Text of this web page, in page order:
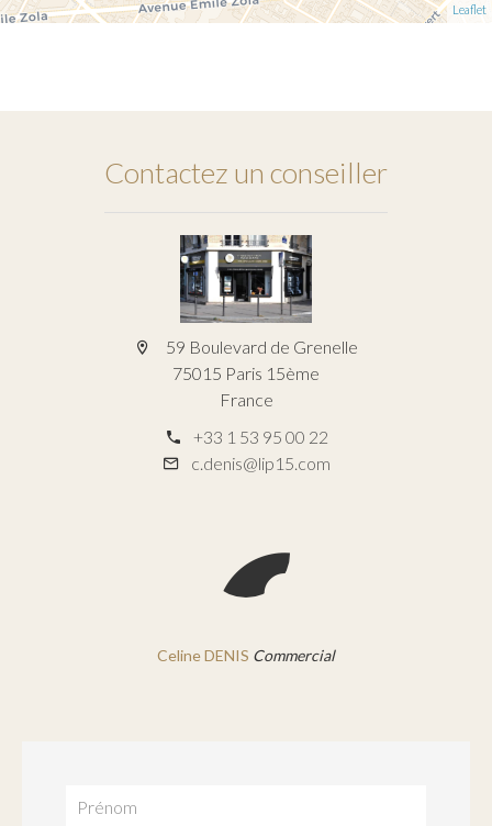
Leaflet
Contactez un conseiller
59 Boulevard de Grenelle
75015 Paris 15ème
France
+33 1 53 95 00 22
c.denis@lip15.com
Celine DENIS Commercial